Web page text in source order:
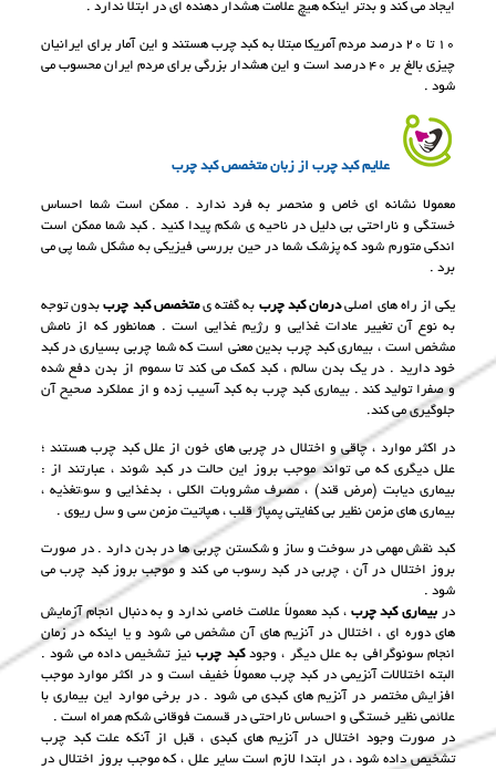
ایجاد می کند و بدتر اینکه هیچ علامت هشدار دهنده ای در ابتلا ندارد .
10 تا 20 درصد مردم آمریکا مبتلا به کبد چرب هستند و این آمار برای ایرانیان
چیزی بالغ بر 40 درصد است و این هشدار بزرگی برای مردم ایران محسوب می
شود .
علایم کبد چرب از زبان متخصص کبد چرب
معمولا نشانه ای خاص و منحصر به فرد ندارد . ممکن است شما احساس
خستگی و ناراحتی بی دلیل در ناحیه ی شکم پیدا کنید . کبد شما ممکن است
اندکی متورم شود که پزشک شما در حین بررسی فیزیکی به مشکل شما پی می
برد .
یکی از راه های اصلیدرمان کبد چرب به گفته یمتخصص کبد چرببدون توجه
به نوع آن تغییر عادات غذایی و رژیم غذایی است . همانطور که از نامش
مشخص است ، بیماری کبد چرب بدین معنی است که شما چربی بسیاری در کبد
خود دارید . در یک بدن سالم ، کبد کمک می کند تا سموم از بدن دفع شده
و صفرا تولید کند . بیماری کبد چرب به کبد آسیب زده و از عملکرد صحیح آن
جلوگیری می کند.
در اكثر موارد ، چاقى و اختلال در چربی هاى خون از علل كبد چرب هستند ؛
علل ديگرى كه مى تواند موجب بروز اين حالت در كبد شوند ، عبارتند از :
بيمارى ديابت (مرض قند) ، مصرف مشروبات الكلى ، بدغذايى و سوءتغذيه ،
بيمارى هاى مزمن نظير بى كفايتى پمپاژ قلب ، هپاتيت مزمن سی و سل ريوى .
كبد نقش مهمى در سوخت و ساز و شكستن چربى ها در بدن دارد . در صورت
بروز اختلال در آن ، چربى در كبد رسوب مى كند و موجب بروز كبد چرب مى
شود .
در بيمارى كبد چرب ، كبد معمولاً علامت خاصى ندارد و به دنبال انجام آزمايش
هاى دوره اى ، اختلال در آنزيم هاى آن مشخص مى شود و يا اينكه در زمان
انجام سونوگرافى به علل ديگر ، وجودكبد چربنيز تشخيص داده مى شود .
البته اختلالات آنزيمى در كبد چرب معمولاً خفيف است و در اكثر موارد موجب
افزايش مختصر در آنزيم هاى كبدی مى شود . در برخى موارد اين بيمارى با
علائمى نظير خستگى و احساس ناراحتى در قسمت فوقانى شكم همراه است .
در صورت وجود اختلال در آنزيم هاى كبدى ، قبل از آنكه علت كبد چرب
تشخيص داده شود ، در ابتدا لازم است ساير علل ، كه موجب بروز اختلال در